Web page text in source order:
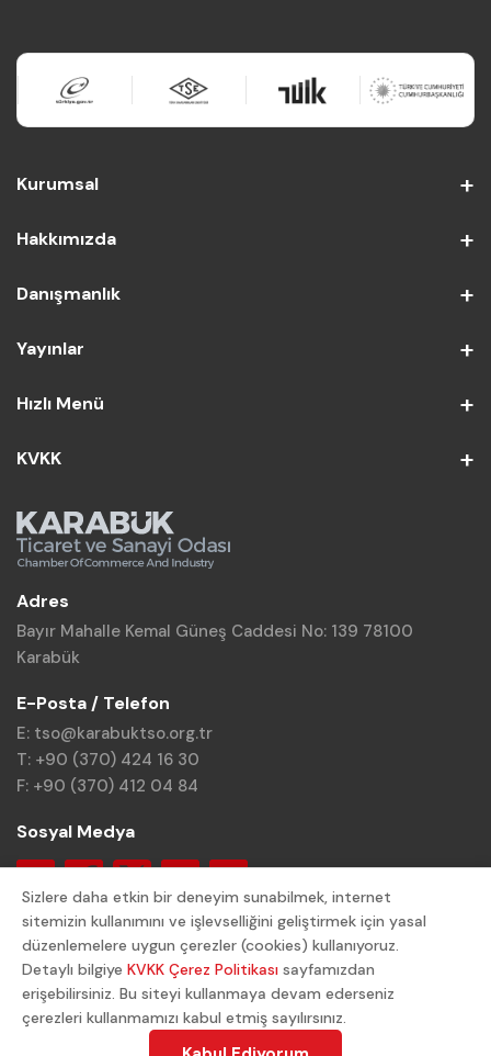
Kurumsal
Hakkımızda
Danışmanlık
Yayınlar
Hızlı Menü
KVKK
Adres
Bayır Mahalle Kemal Güneş Caddesi No: 139 78100
Karabük
E-Posta / Telefon
E: tso@karabuktso.org.tr
T: +90 (370) 424 16 30
F: +90 (370) 412 04 84
Sosyal Medya
© 2024 Karabük TSO. Tüm Hakları Saklıdır.
Gizlilik PolitikasıKVKK Aydınlatma Metni
Sizlere daha etkin bir deneyim sunabilmek, internet
sitemizin kullanımını ve işlevselliğini geliştirmek için yasal
düzenlemelere uygun çerezler (cookies) kullanıyoruz.
Detaylı bilgiye KVKK Çerez Politikası sayfamızdan
erişebilirsiniz. Bu siteyi kullanmaya devam ederseniz
çerezleri kullanmamızı kabul etmiş sayılırsınız.